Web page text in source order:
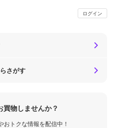
ログイン
さがす
買物しませんか？
おトクな情報を配信中！